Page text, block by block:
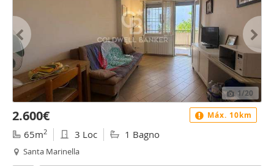
1/20
2.600€
65m2 3 Loc 1 Bagno
Santa Marinella
Máx. 10km